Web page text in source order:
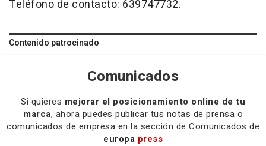
Teléfono de contacto: 639747732.
Contenido patrocinado
Comunicados
Si quieres mejorar el posicionamiento online de tu
marca, ahora puedes publicar tus notas de prensa o
comunicados de empresa en la sección de Comunicados de
europa press